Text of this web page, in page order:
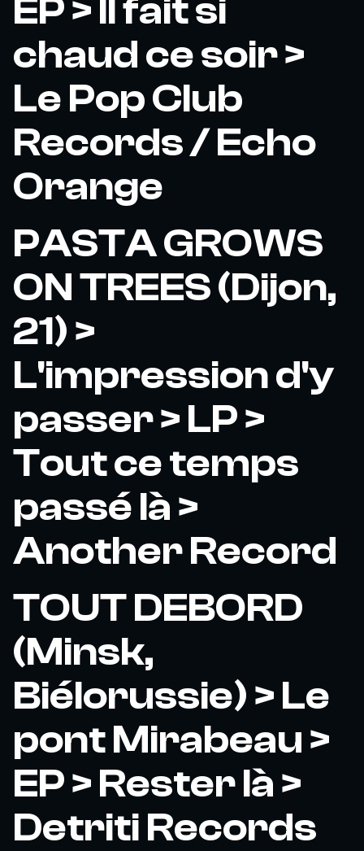
EP > Il fait si
chaud ce soir >
Le Pop Club
Records / Echo
Orange
PASTA GROWS
ON TREES (Dijon,
21) >
L'impression d'y
passer > LP >
Tout ce temps
passé là >
Another Record
TOUT DEBORD
(Minsk,
Biélorussie) > Le
pont Mirabeau >
EP > Rester là >
Detriti Records